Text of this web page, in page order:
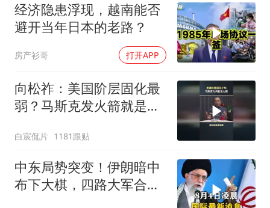
经济隐患浮现，越南能否
避开当年日本的老路？
房产衫哥 打开APP
向松祚：美国阶层固化最
弱？马斯克发火箭就是答
白宸侃片 1181跟贴
中东局势突变！伊朗暗中
布下大棋，四路大军合